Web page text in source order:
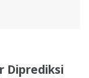
Diprediksi